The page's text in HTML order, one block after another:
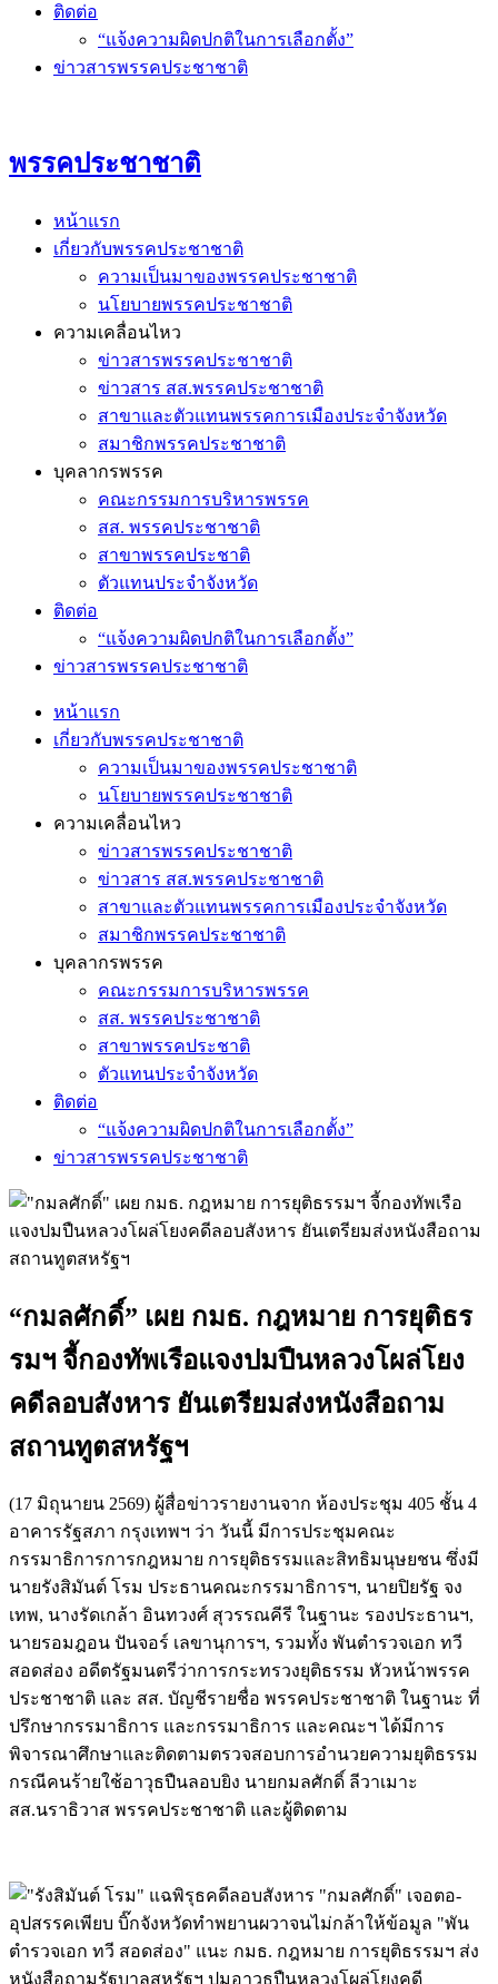
ติดต่อ
“แจ้งความผิดปกติในการเลือกตั้ง”
ข่าวสารพรรคประชาชาติ
พรรคประชาชาติ
หน้าแรก
เกี่ยวกับพรรคประชาชาติ
ความเป็นมาของพรรคประชาชาติ
นโยบายพรรคประชาชาติ
ความเคลื่อนไหว
ข่าวสารพรรคประชาชาติ
ข่าวสาร สส.พรรคประชาชาติ
สาขาและตัวแทนพรรคการเมืองประจำจังหวัด
สมาชิกพรรคประชาชาติ
บุคลากรพรรค
คณะกรรมการบริหารพรรค
สส. พรรคประชาชาติ
สาขาพรรคประชาติ
ตัวแทนประจำจังหวัด
ติดต่อ
“แจ้งความผิดปกติในการเลือกตั้ง”
ข่าวสารพรรคประชาชาติ
หน้าแรก
เกี่ยวกับพรรคประชาชาติ
ความเป็นมาของพรรคประชาชาติ
นโยบายพรรคประชาชาติ
ความเคลื่อนไหว
ข่าวสารพรรคประชาชาติ
ข่าวสาร สส.พรรคประชาชาติ
สาขาและตัวแทนพรรคการเมืองประจำจังหวัด
สมาชิกพรรคประชาชาติ
บุคลากรพรรค
คณะกรรมการบริหารพรรค
สส. พรรคประชาชาติ
สาขาพรรคประชาติ
ตัวแทนประจำจังหวัด
ติดต่อ
“แจ้งความผิดปกติในการเลือกตั้ง”
ข่าวสารพรรคประชาชาติ
“กมลศักดิ์” เผย กมธ. กฎหมาย การยุติธร
รมฯ จี้กองทัพเรือแจงปมปืนหลวงโผล่โยง
คดีลอบสังหาร ยันเตรียมส่งหนังสือถาม
สถานทูตสหรัฐฯ
(17 มิถุนายน 2569) ผู้สื่อข่าวรายงานจาก ห้องประชุม 405 ชั้น 4
อาคารรัฐสภา กรุงเทพฯ ว่า วันนี้ มีการประชุมคณะ
กรรมาธิการการกฎหมาย การยุติธรรมและสิทธิมนุษยชน ซึ่งมี
นายรังสิมันต์ โรม ประธานคณะกรรมาธิการฯ, นายปิยรัฐ จง
เทพ, นางรัดเกล้า อินทวงศ์ สุวรรณคีรี ในฐานะ รองประธานฯ,
นายรอมฎอน ปันจอร์ เลขานุการฯ, รวมทั้ง พันตำรวจเอก ทวี
สอดส่อง อดีตรัฐมนตรีว่าการกระทรวงยุติธรรม หัวหน้าพรรค
ประชาชาติ และ สส. บัญชีรายชื่อ พรรคประชาชาติ ในฐานะ ที่
ปรึกษากรรมาธิการ และกรรมาธิการ และคณะฯ ได้มีการ
พิจารณาศึกษาและติดตามตรวจสอบการอำนวยความยุติธรรม
กรณีคนร้ายใช้อาวุธปืนลอบยิง นายกมลศักดิ์ ลีวาเมาะ
สส.นราธิวาส พรรคประชาชาติ และผู้ติดตาม